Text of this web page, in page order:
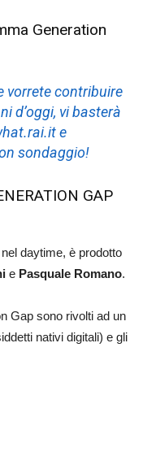
Generation
vorrete contribuire
d’oggi, vi basterà
e
sondaggio!
GAP
daytime, è prodotto
e Pasquale Romano.
Gap sono rivolti ad un
nativi digitali) e gli